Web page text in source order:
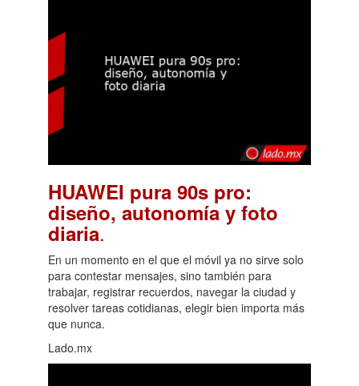
HUAWEI pura 90s pro:
diseño, autonomía y foto
diaria.
En un momento en el que el móvil ya no sirve solo
para contestar mensajes, sino también para
trabajar, registrar recuerdos, navegar la ciudad y
resolver tareas cotidianas, elegir bien importa más
que nunca.
Lado.mx